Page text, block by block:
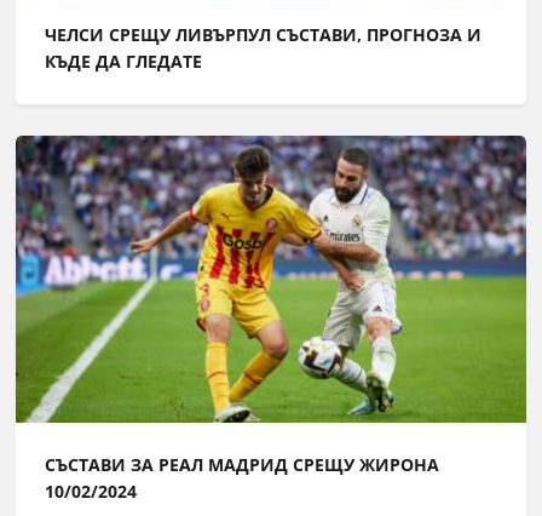
ЧЕЛСИ СРЕЩУ ЛИВЪРПУЛ СЪСТАВИ, ПРОГНОЗА И
КЪДЕ ДА ГЛЕДАТЕ
СЪСТАВИ ЗА РЕАЛ МАДРИД СРЕЩУ ЖИРОНА
10/02/2024